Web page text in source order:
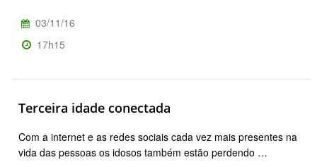
03/11/16
17h15
Terceira idade conectada
Com a internet e as redes sociais cada vez mais presentes na
vida das pessoas os idosos também estão perdendo …